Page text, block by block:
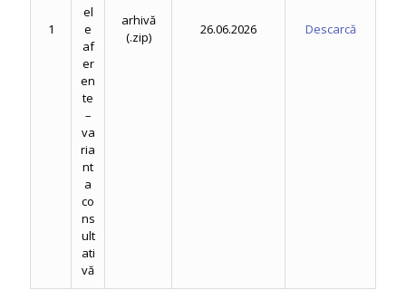
1
el
e
af
er
en
te
–
va
ria
nt
a
co
ns
ult
ati
vă
arhivă
(.zip)
26.06.2026 Descarcă